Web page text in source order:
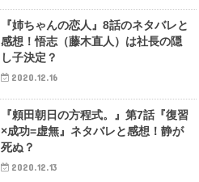
『姉ちゃんの恋人』8話のネタバレと
感想！悟志（藤木直人）は社長の隠
し子決定？
2020.12.16
『頼田朝日の方程式。』第7話『復習
×成功=虚無』ネタバレと感想！静が
死ぬ？
2020.12.13